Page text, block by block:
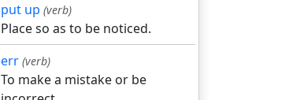
put up (verb)
Place so as to be noticed.
err (verb)
To make a mistake or be